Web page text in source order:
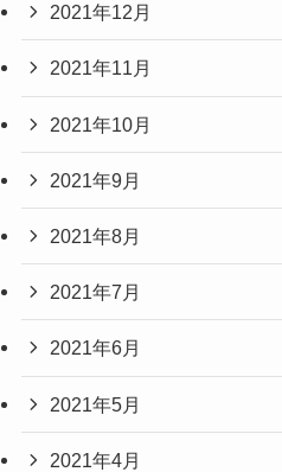
2021年12月
2021年11月
2021年10月
2021年9月
2021年8月
2021年7月
2021年6月
2021年5月
2021年4月